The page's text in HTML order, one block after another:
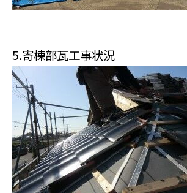
5.寄棟部瓦工事状況